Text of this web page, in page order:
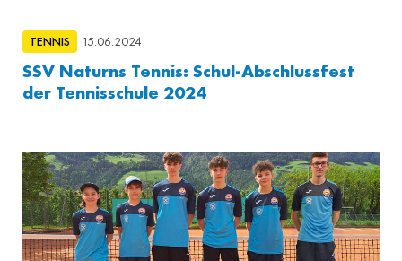
TENNIS 15.06.2024
SSV Naturns Tennis: Schul-Abschlussfest
der Tennisschule 2024